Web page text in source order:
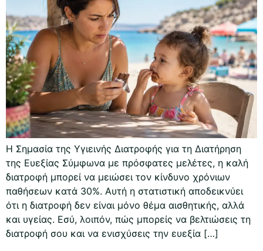
Η Σημασία της Υγιεινής Διατροφής για τη Διατήρηση
της Ευεξίας Σύμφωνα με πρόσφατες μελέτες, η καλή
διατροφή μπορεί να μειώσει τον κίνδυνο χρόνιων
παθήσεων κατά 30%. Αυτή η στατιστική αποδεικνύει
ότι η διατροφή δεν είναι μόνο θέμα αισθητικής, αλλά
και υγείας. Εσύ, λοιπόν, πώς μπορείς να βελτιώσεις τη
διατροφή σου και να ενισχύσεις την ευεξία […]